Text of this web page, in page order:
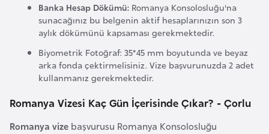
Banka Hesap Dökümü: Romanya Konsolosluğu'na
sunacağınız bu belgenin aktif hesaplarınızın son 3
aylık dökümünü kapsaması gerekmektedir.
Biyometrik Fotoğraf: 35*45 mm boyutunda ve beyaz
arka fonda çektirmelisiniz. Vize başvurunuzda 2 adet
kullanmanız gerekmektedir.
Romanya Vizesi Kaç Gün İçerisinde Çıkar? - Çorlu
Romanya vize başvurusu Romanya Konsolosluğu